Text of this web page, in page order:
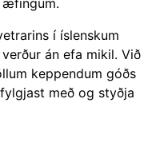
æfingum.
í íslenskum
án efa mikil. Við
keppendum góðs
með og styðja